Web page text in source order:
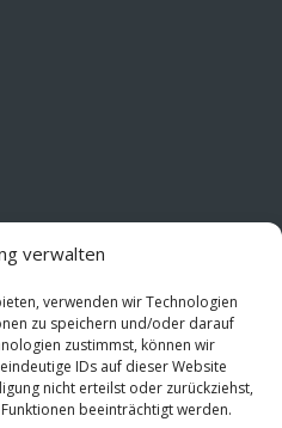
verwalten
verwenden wir Technologien
zu speichern und/oder darauf
zustimmst, können wir
IDs auf dieser Website
nicht erteilst oder zurückziehst,
beeinträchtigt werden.
Impulse und
Entwicklung.Jetzt